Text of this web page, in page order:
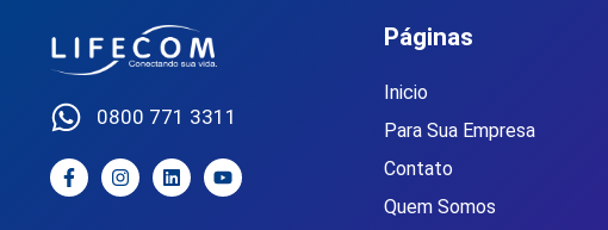
0800 771 3311
Páginas
Inicio
Para Sua Empresa
Contato
Quem Somos